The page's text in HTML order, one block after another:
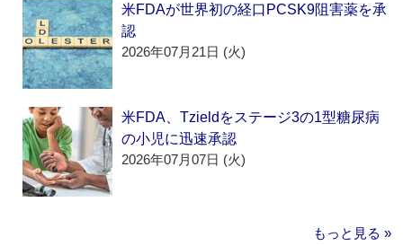
米FDAが世界初の経口PCSK9阻害薬を承
認
2026年07月21日 (火)
米FDA、Tzieldをステージ3の1型糖尿病
の小児に迅速承認
2026年07月07日 (火)
もっと見る »